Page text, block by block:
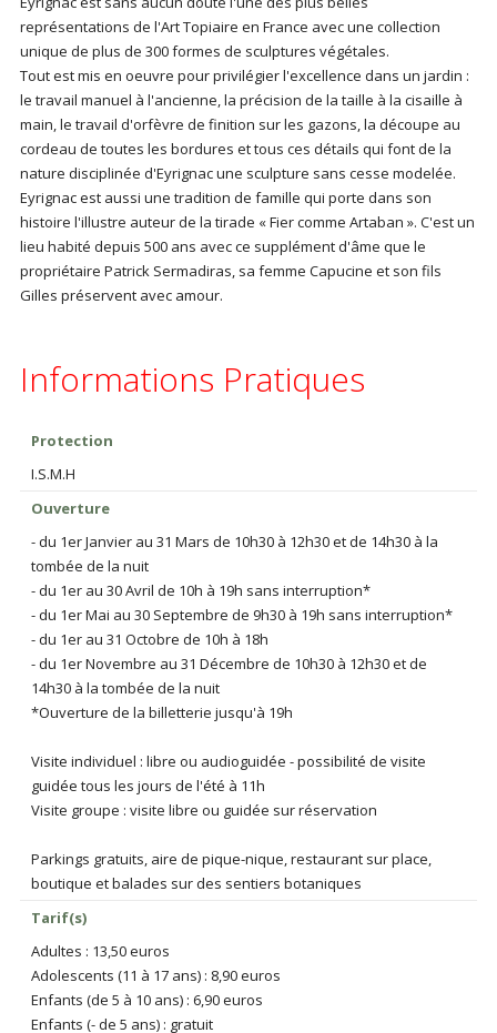
représentations de l'Art Topiaire en France avec une collection
unique de plus de 300 formes de sculptures végétales.
Tout est mis en oeuvre pour privilégier l'excellence dans un jardin :
le travail manuel à l'ancienne, la précision de la taille à la cisaille à
main, le travail d'orfèvre de finition sur les gazons, la découpe au
cordeau de toutes les bordures et tous ces détails qui font de la
nature disciplinée d'Eyrignac une sculpture sans cesse modelée.
Eyrignac est aussi une tradition de famille qui porte dans son
histoire l'illustre auteur de la tirade « Fier comme Artaban ». C'est un
lieu habité depuis 500 ans avec ce supplément d'âme que le
propriétaire Patrick Sermadiras, sa femme Capucine et son fils
Gilles préservent avec amour.
Informations Pratiques
Protection
I.S.M.H
Ouverture
- du 1er Janvier au 31 Mars de 10h30 à 12h30 et de 14h30 à la
tombée de la nuit
- du 1er au 30 Avril de 10h à 19h sans interruption*
- du 1er Mai au 30 Septembre de 9h30 à 19h sans interruption*
- du 1er au 31 Octobre de 10h à 18h
- du 1er Novembre au 31 Décembre de 10h30 à 12h30 et de
14h30 à la tombée de la nuit
*Ouverture de la billetterie jusqu'à 19h
Visite individuel : libre ou audioguidée - possibilité de visite
guidée tous les jours de l'été à 11h
Visite groupe : visite libre ou guidée sur réservation
Parkings gratuits, aire de pique-nique, restaurant sur place,
boutique et balades sur des sentiers botaniques
Tarif(s)
Adultes : 13,50 euros
Adolescents (11 à 17 ans) : 8,90 euros
Enfants (de 5 à 10 ans) : 6,90 euros
Enfants (- de 5 ans) : gratuit